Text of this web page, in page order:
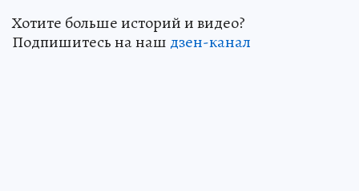
Хотите больше историй и видео?
Подпишитесь на наш дзен-канал